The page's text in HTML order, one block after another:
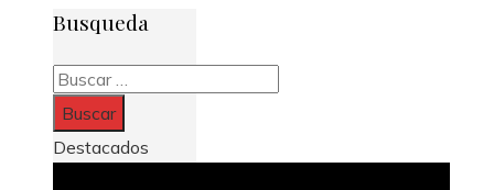
Busqueda
Buscar:
Destacados